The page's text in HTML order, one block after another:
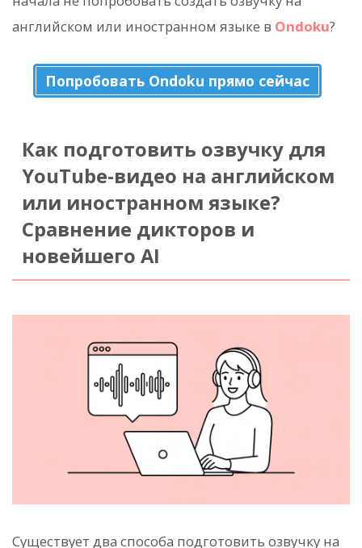
английском или иностранном языке в Ondoku?
Попробовать Ondoku прямо сейчас
Как подготовить озвучку для
YouTube-видео на английском
или иностранном языке?
Сравнение дикторов и
новейшего AI
Существует два способа подготовить озвучку на